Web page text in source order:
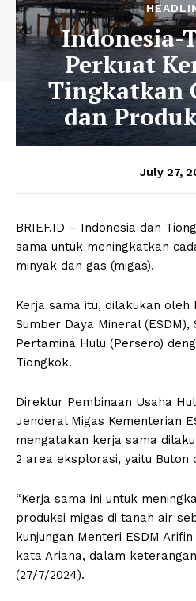
Indonesia-
Perkuat
Tingkatkan
dan
July 27,
BRIEF.ID – Indonesia dan
sama untuk meningkatkan
minyak dan gas (migas).
Kerja sama itu, dilakukan oleh
Sumber Daya Mineral (ESDM),
Pertamina Hulu (Persero)
Tiongkok.
Direktur Pembinaan Usaha
Jenderal Migas Kementerian
mengatakan kerja sama
2 area eksplorasi, yaitu Buton
“Kerja sama ini untuk
produksi migas di tanah air
kunjungan Menteri ESDM
kata Ariana, dalam
(27/7/2024).